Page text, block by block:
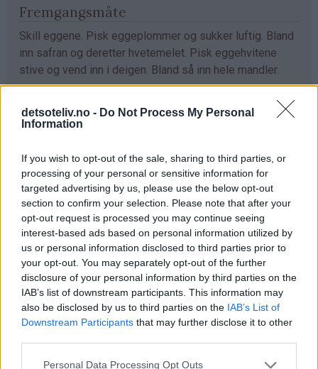
detsoteliv.no - Do Not Process My Personal
Information
If you wish to opt-out of the sale, sharing to third parties, or
processing of your personal or sensitive information for
targeted advertising by us, please use the below opt-out
section to confirm your selection. Please note that after your
opt-out request is processed you may continue seeing
interest-based ads based on personal information utilized by
us or personal information disclosed to third parties prior to
your opt-out. You may separately opt-out of the further
disclosure of your personal information by third parties on the
IAB’s list of downstream participants. This information may
also be disclosed by us to third parties on the IAB’s List of
Downstream Participants that may further disclose it to other
Personal Data Processing Opt Outs
Fremgangsmåte
Skill eggene. Pisk eggeplommer og sukker luftig. Bland
inn safran og deretter hvetemelet. Pisk eggehvitene
stive og vend inn i deigen. Bland så inn hele mandler.
stekeplater ved hjelp av to spiseskjeer. Deigen gir 6
stenger (ca 6 cm brede og 1 cm høye) fordelt på to
Stekes nederst i ovnen ved 220°C i 10-15 minutter.
Avkjøl i 10 minutter før stengene skjæres i 1 cm tykke
skiver. Legg dem med snittflaten opp og la de tørke i
ovnen ved 220°C i 3-4 minutter.
Avkjøl kakene på rist.
Tips